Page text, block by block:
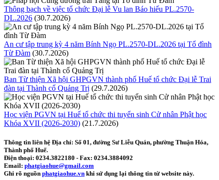
Thông bạch về việc tổ chức Đại lễ Vu lan Báo hiếu PL.2570-
DL.2026 (30.7.2026)
An cư tập trung kỳ 4 năm Bính Ngọ PL.2570-DL.2026 tại Tổ đình
Từ Đàm (30.7.2026)
Ban Từ thiện Xã hội GHPGVN thành phố Huế tổ chức Đại lễ Trai
đàn tại Thành cổ Quảng Trị (29.7.2026)
Học viện PGVN tại Huế tổ chức thi tuyển sinh Cử nhân Phật học
Khóa XVII (2026-2030) (21.7.2026)
Thông tin liên hệ Địa chỉ: Số 01, đường Sư Liễu Quán, phường Thuận Hóa,
Thành phố Huế.
Điện thoại: 0234.3822180 - Fax: 0234.3884092
Email: phatgiaohue@gmail.com
Ghi rõ nguồn phatgiaohue.vn khi sử dụng lại thông tin từ website này.